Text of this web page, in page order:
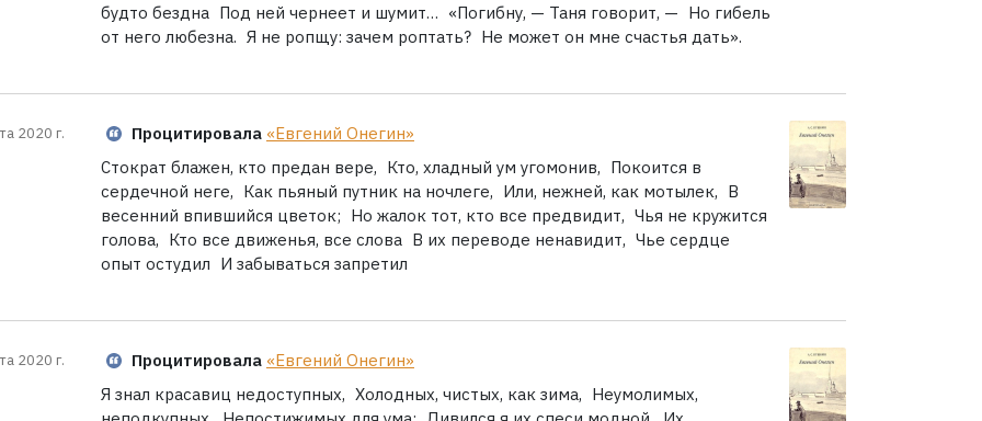
будто бездна Под ней чернеет и шумит… «Погибну, — Таня говорит, — Но гибель
от него любезна. Я не ропщу: зачем роптать? Не может он мне счастья дать».
2020 г. Процитировала «Евгений Онегин»
Стократ блажен, кто предан вере, Кто, хладный ум угомонив, Покоится в
сердечной неге, Как пьяный путник на ночлеге, Или, нежней, как мотылек, В
весенний впившийся цветок; Но жалок тот, кто все предвидит, Чья не кружится
голова, Кто все движенья, все слова В их переводе ненавидит, Чье сердце
опыт остудил И забываться запретил
2020 г. Процитировала «Евгений Онегин»
Я знал красавиц недоступных, Холодных, чистых, как зима, Неумолимых,